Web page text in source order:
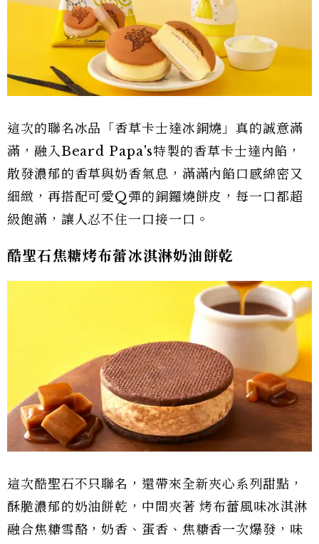
這次的聯名冰品「香草卡士達冰銅燒」真的誠意滿
滿，融入Beard Papa's特製的香草卡士達內餡，
散發濃郁的香草與奶香氣息，滿滿內餡口感綿密又
細緻，再搭配可愛Q彈的銅鑼燒餅皮，每一口都超
級飽滿，讓人忍不住一口接一口。
酷聖石焦糖烤布蕾冰淇淋奶油餅乾
這次酷聖石不只聯名，還帶來全新夾心系列甜點，
酥脆濃郁的奶油餅乾，中間夾著 烤布蕾風味冰淇淋
融合焦糖雪酪，奶香、蛋香、焦糖香一次爆發，味